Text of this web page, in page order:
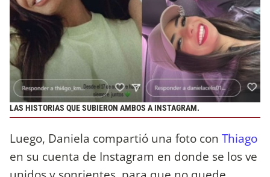
LAS HISTORIAS QUE SUBIERON AMBOS A INSTAGRAM.
Luego, Daniela compartió una foto con Thiago
en su cuenta de Instagram en donde se los ve